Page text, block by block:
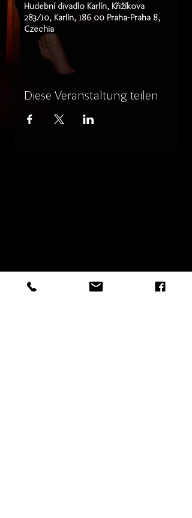
Hudební divadlo Karlín, Křižíkova
283/10, Karlín, 186 00 Praha-Praha 8,
Czechia
Diese Veranstaltung teilen